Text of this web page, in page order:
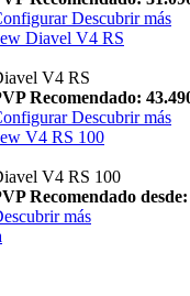
Descubrir más
Diavel V4 RS
V4 RS
Recomendado:
Descubrir más
V4 RS 100
V4 RS 100
Recomendado
más